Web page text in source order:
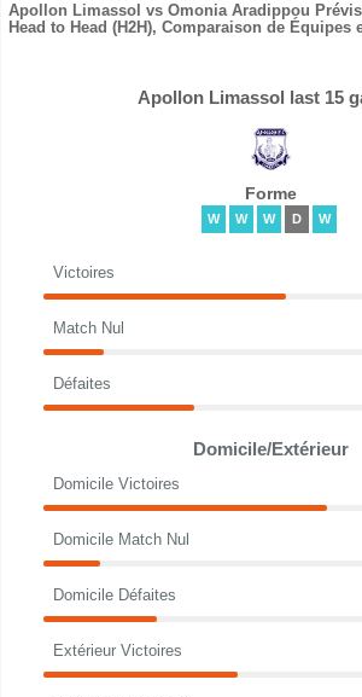
Apollon Limassol vs Omonia Aradippou
Head to Head (H2H), Comparaison de Équipes
Apollon Limassol last 15
Forme
W W W D W
Victoires
Match Nul
Défaites
Domicile/Extérieur
Domicile Victoires
Domicile Match Nul
Domicile Défaites
Extérieur Victoires